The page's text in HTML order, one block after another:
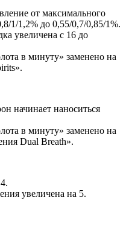
от максимального
1/1,2% до 0,55/0,7/0,85/1%.
увеличена с 16 до
в минуту» заменено на
начинает наноситься
в минуту» заменено на
Dual Breath».
увеличена на 5.